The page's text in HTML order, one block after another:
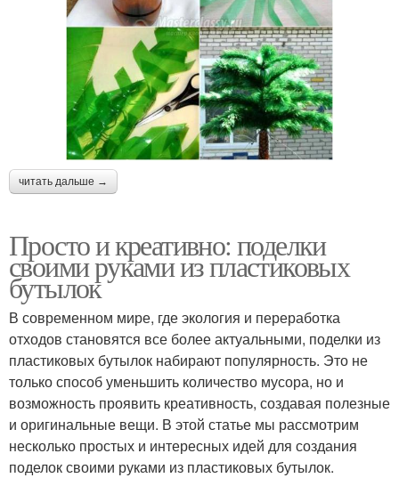
читать дальше →
Просто и креативно: поделки
своими руками из пластиковых
бутылок
В современном мире, где экология и переработка
отходов становятся все более актуальными, поделки из
пластиковых бутылок набирают популярность. Это не
только способ уменьшить количество мусора, но и
возможность проявить креативность, создавая полезные
и оригинальные вещи. В этой статье мы рассмотрим
несколько простых и интересных идей для создания
поделок своими руками из пластиковых бутылок.